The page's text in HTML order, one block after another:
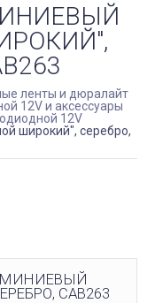
ленты и дюралайт
12V и аксессуары
12V
широкий", серебро,
CAB263